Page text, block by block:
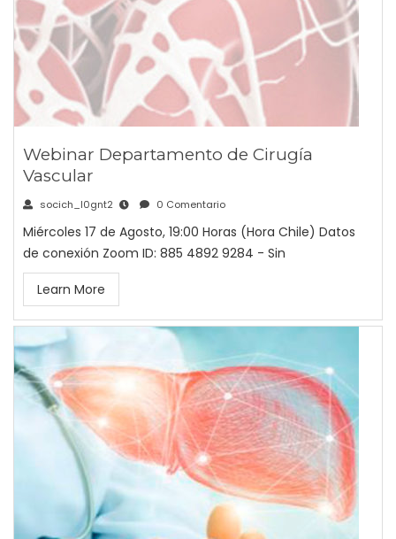
Webinar Departamento de Cirugía
Vascular
socich_l0gnt2 0 Comentario
Miércoles 17 de Agosto, 19:00 Horas (Hora Chile) Datos
de conexión Zoom ID: 885 4892 9284 - Sin
Learn More